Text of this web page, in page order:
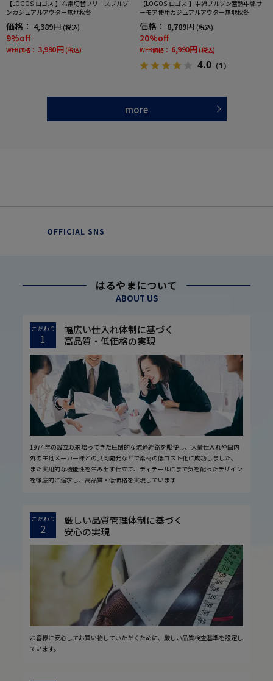
【LOGOS-ロゴス-】布帛切替フリースブルゾ
ンカジュアルアウター無地秋冬
価格： 4,389円 (税込)
9%off
WEB価格： 3,990円 (税込)
【LOGOS-ロゴス-】中綿ブルゾン蓄熱中綿サ
ーモア使用カジュアルアウター無地秋冬
価格： 8,789円 (税込)
20%off
WEB価格： 6,990円 (税込)
4.0 （1）
more
OFFICIAL SNS
はるやまについて
ABOUT US
こだわり
1
幅広い仕入れ体制に基づく
高品質・低価格の実現
1974年の設立以来培ってきた圧倒的な流通経路を駆使し、大量仕入れや国内
外の生地メーカー様との共同開発などで素材の低コスト化に成功しました。
また実用的な機能性を生み出す仕立て、ディテールにまで気を配ったデザイン
を徹底的に追求し、高品質・低価格を実現しています
こだわり
2
厳しい品質管理体制に基づく
安心の実現
お客様に安心してお買い物していただくために、厳しい品質検査基準を設定し
ています。